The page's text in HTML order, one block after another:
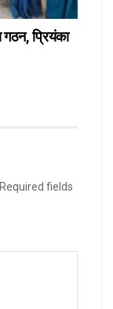
गठन, प्रियंका
Required fields